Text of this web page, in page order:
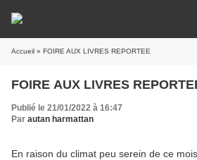
Accueil » FOIRE AUX LIVRES REPORTEE
FOIRE AUX LIVRES
Publié le 21/01/2022 à 16:47
Par autan harmattan
En raison du climat peu serein de ce